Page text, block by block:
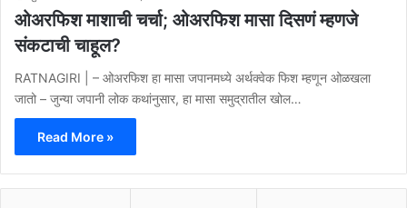
ओअरफिश माशाची चर्चा; ओअरफिश मासा दिसणं म्हणजे
संकटाची चाहूल?
RATNAGIRI | – ओअरफिश हा मासा जपानमध्ये अर्थक्वेक फिश म्हणून ओळखला
जातो – जुन्या जपानी लोक कथांनुसार, हा मासा समुद्रातील खोल…
Read More »